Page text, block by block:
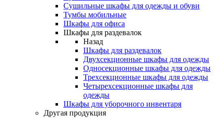
Сушильные шкафы для одежды и обуви
Тумбы мобильные
Шкафы для офиса
Шкафы для раздевалок
Назад
Шкафы для раздевалок
Двухсекционные шкафы для одежды
Односекционные шкафы для одежды
Трехсекционные шкафы для одежды
Четырехсекционные шкафы для
одежды
Шкафы для уборочного инвентаря
Другая продукция